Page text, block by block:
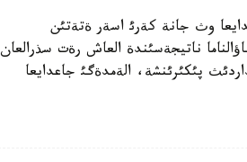
جاعدايعا وث جانة كةرئ اسةر ةتةتئن
ناتيجةسئندة العاش رةت سذرالعان
پئكئرئنشة، الةمدةگئ جاعدايعا